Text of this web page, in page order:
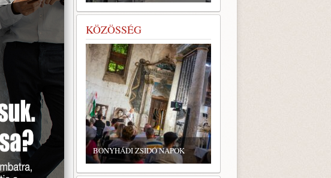
KÖZÖSSÉG
BONYHÁDI ZSIDÓ NAPOK